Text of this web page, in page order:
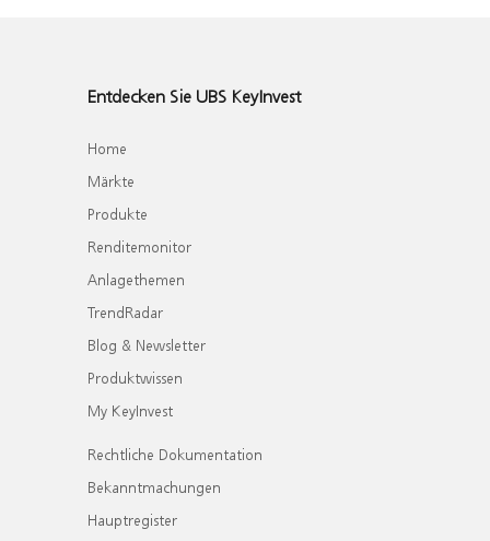
Entdecken Sie UBS KeyInvest
Home
Märkte
Produkte
Renditemonitor
Anlagethemen
TrendRadar
Blog & Newsletter
Produktwissen
My KeyInvest
Rechtliche Dokumentation
Bekanntmachungen
Hauptregister